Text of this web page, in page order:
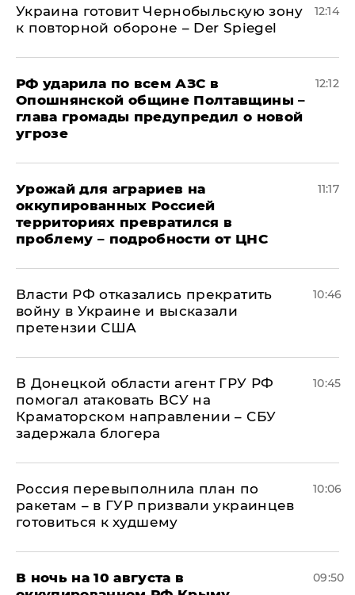
Украина готовит Чернобыльскую зону
к повторной обороне – Der Spiegel
12:14
РФ ударила по всем АЗС в
Опошнянской общине Полтавщины –
глава громады предупредил о новой
угрозе
12:12
Урожай для аграриев на
оккупированных Россией
территориях превратился в
проблему – подробности от ЦНС
11:17
Власти РФ отказались прекратить
войну в Украине и высказали
претензии США
10:46
В Донецкой области агент ГРУ РФ
помогал атаковать ВСУ на
Краматорском направлении – СБУ
задержала блогера
10:45
Россия перевыполнила план по
ракетам – в ГУР призвали украинцев
готовиться к худшему
10:06
В ночь на 10 августа в
09:50